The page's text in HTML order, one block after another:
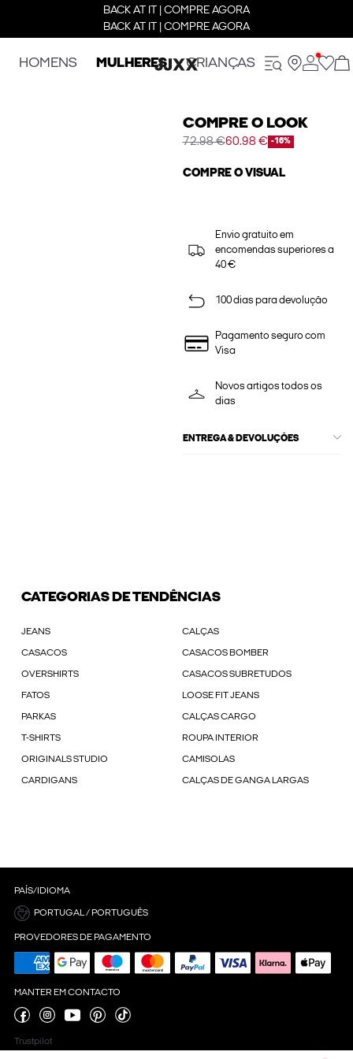
BACK AT IT | COMPRE AGORA
BACK AT IT | COMPRE AGORA
HOMENS MULHERES CRIANÇAS
COMPRE O LOOK
72.98 €60.98 € -16%
COMPRE O VISUAL
Envio gratuito em
encomendas superiores a
40 €
100 dias para devolução
Pagamento seguro com
Visa
Novos artigos todos os
dias
ENTREGA & DEVOLUÇÕES
CATEGORIAS DE TENDÊNCIAS
JEANS CALÇAS
CASACOS CASACOS BOMBER
OVERSHIRTS CASACOS SUBRETUDOS
FATOS LOOSE FIT JEANS
PARKAS CALÇAS CARGO
T-SHIRTS ROUPA INTERIOR
ORIGINALS STUDIO CAMISOLAS
CARDIGANS CALÇAS DE GANGA LARGAS
PAÍS/IDIOMA
PORTUGAL / PORTUGUÊS
PROVEDORES DE PAGAMENTO
MANTER EM CONTACTO
Trustpilot